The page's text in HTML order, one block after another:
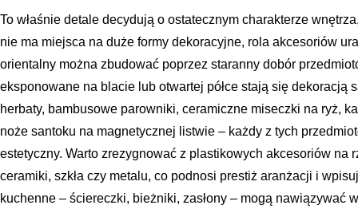
To właśnie detale decydują o ostatecznym charakterze
nie ma miejsca na duże formy dekoracyjne, rola akcesoriów
orientalny można zbudować poprzez staranny dobór
eksponowane na blacie lub otwartej półce stają się dekoracją
herbaty, bambusowe parowniki, ceramiczne miseczki na ryż,
noże santoku na magnetycznej listwie – każdy z tych
estetyczny. Warto zrezygnować z plastikowych akcesoriów na
ceramiki, szkła czy metalu, co podnosi prestiż aranżacji i
kuchenne – ściereczki, bieżniki, zasłony – mogą nawiązywać